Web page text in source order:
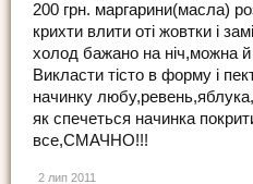
200 грн. маргарини(масла)
крихти влити оті жовтки і
холод бажано на ніч,можна й
Викласти тісто в форму і
начинку
як спечеться начинка
все,СМАЧНО!!!
2 лип 2011